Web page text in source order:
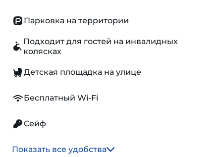
Парковка на территории
Подходит для гостей на инвалидных
колясках
Детская площадка на улице
Бесплатный Wi-Fi
Сейф
Показать все удобства